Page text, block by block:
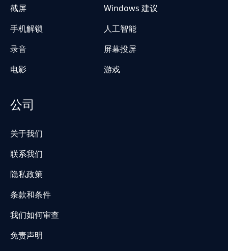
截屏
Windows 建议
手机解锁
人工智能
录音
屏幕投屏
电影
游戏
公司
关于我们
联系我们
隐私政策
条款和条件
我们如何审查
免责声明